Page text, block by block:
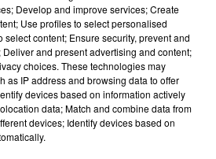
5h54
5h54
Develop and improve services; Create
Use profiles to select personalised
select content; Ensure security, prevent and
and present advertising and content;
choices. These technologies may
as IP address and browsing data to offer
devices based on information actively
data; Match and combine data from
devices; Identify devices based on